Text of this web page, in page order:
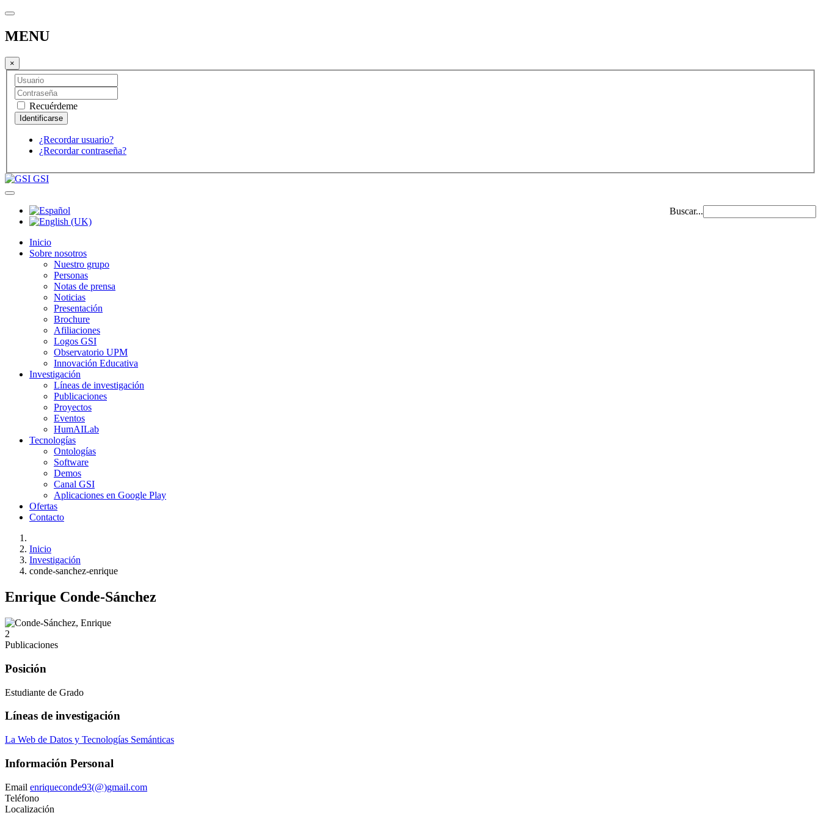
MENU
×
Recuérdeme
¿Recordar usuario?
¿Recordar contraseña?
GSI
Buscar...
Inicio
Sobre nosotros
Nuestro grupo
Personas
Notas de prensa
Noticias
Presentación
Brochure
Afiliaciones
Logos GSI
Observatorio UPM
Innovación Educativa
Investigación
Líneas de investigación
Publicaciones
Proyectos
Eventos
HumAILab
Tecnologías
Ontologías
Software
Demos
Canal GSI
Aplicaciones en Google Play
Ofertas
Contacto
Inicio
Investigación
conde-sanchez-enrique
Enrique Conde-Sánchez
2
Publicaciones
Posición
Estudiante de Grado
Líneas de investigación
La Web de Datos y Tecnologías Semánticas
Información Personal
Email enriqueconde93(@)gmail.com
Teléfono
Localización